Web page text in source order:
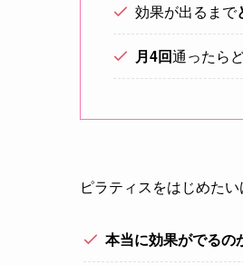
効果が出るまで
月4回通ったら
ピラティスをはじめた
本当に効果がでるの